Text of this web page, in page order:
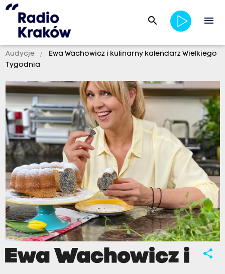
search menu
Audycje
Ewa Wachowicz i kulinarny kalendarz Wielkiego
Tygodnia
share
Ewa Wachowicz i